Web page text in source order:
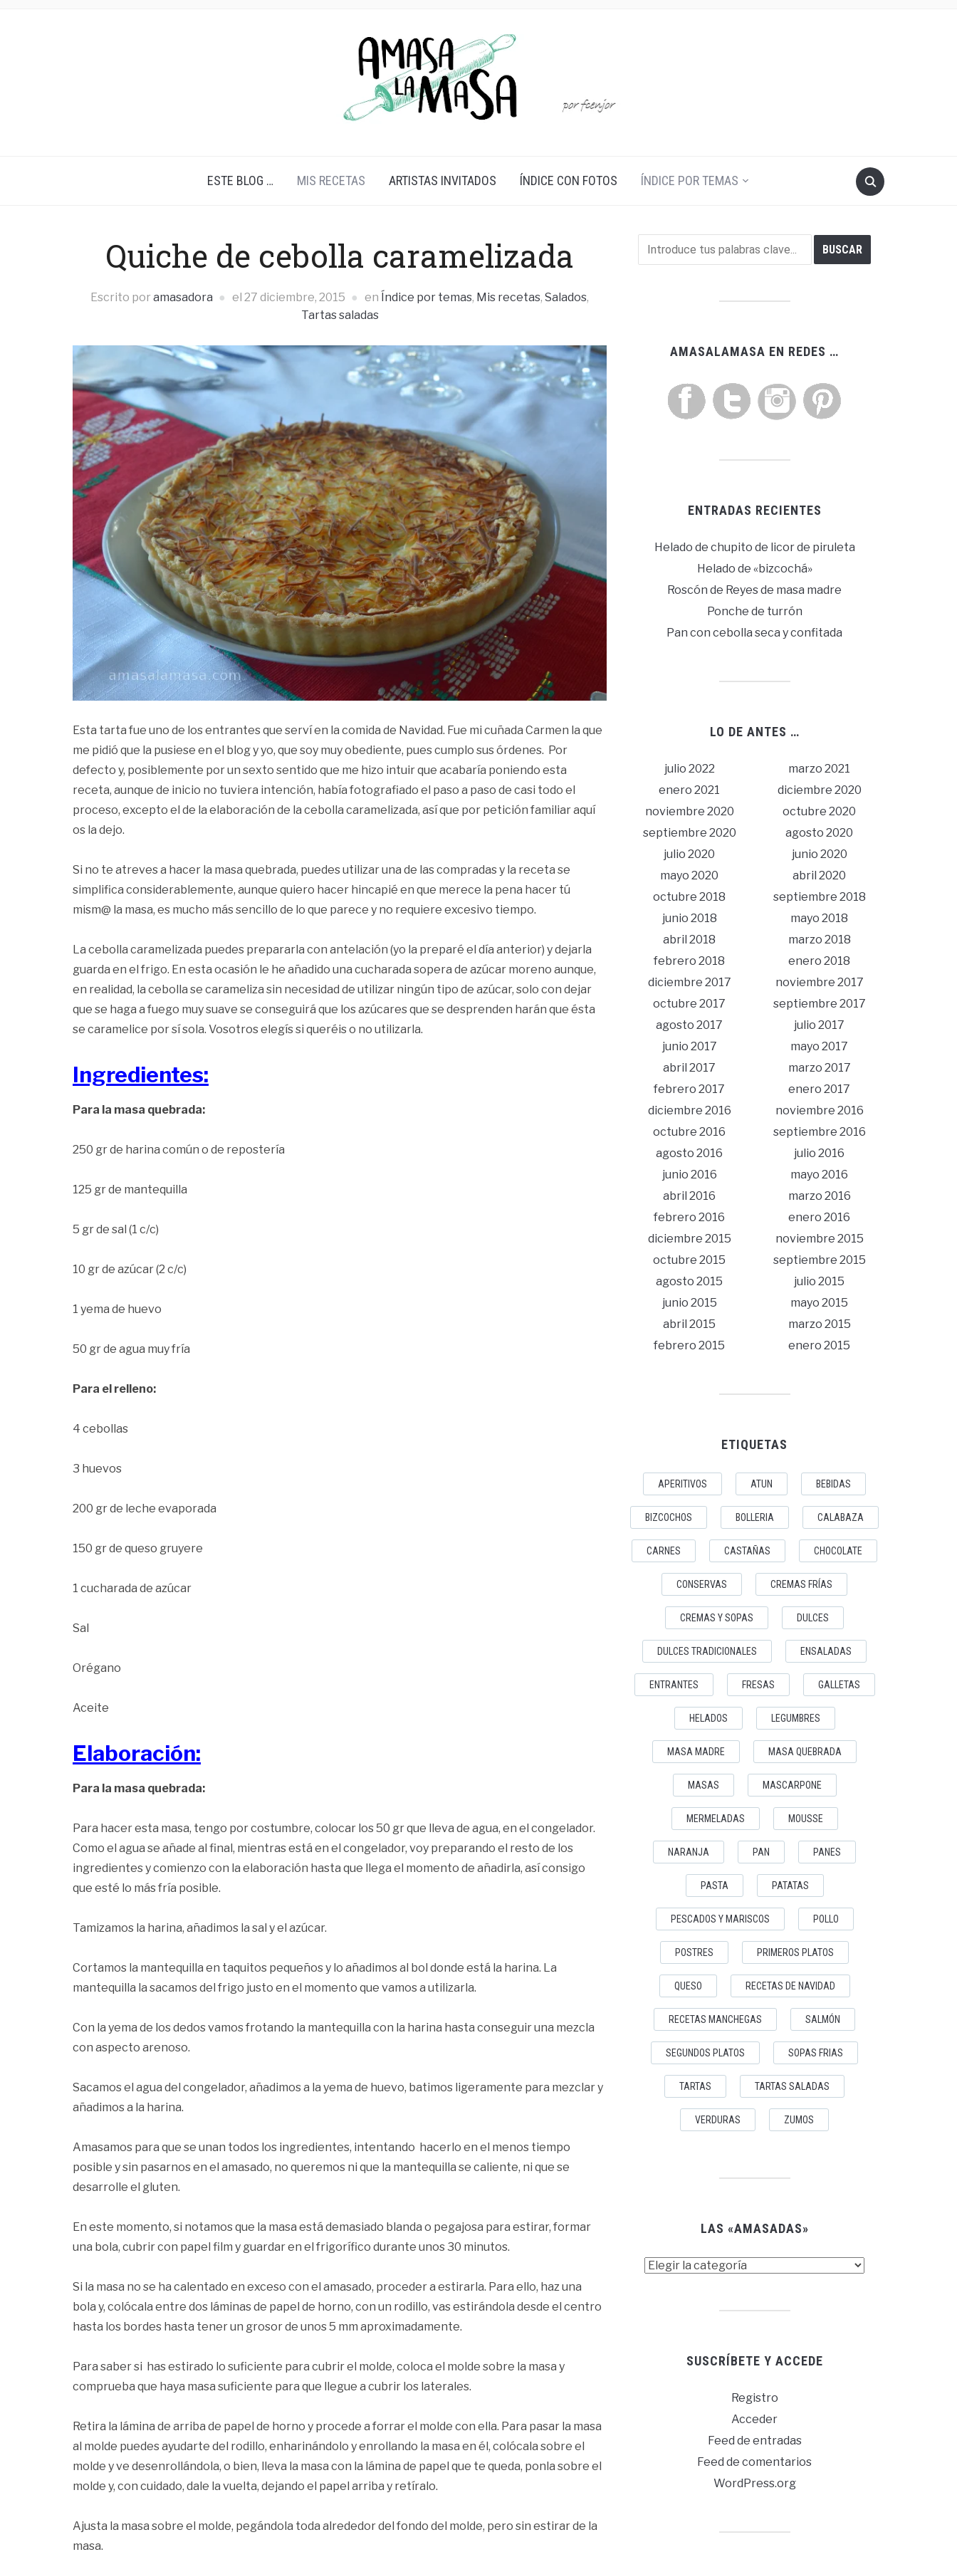
ESTE BLOG … MIS RECETAS ARTISTAS INVITADOS ÍNDICE CON FOTOS ÍNDICE POR TEMAS
Quiche de cebolla caramelizada
Escrito por amasadora el 27 diciembre, 2015 en Índice por temas, Mis recetas, Salados,
Tartas saladas
Esta tarta fue uno de los entrantes que serví en la comida de Navidad. Fue mi cuñada Carmen la que
me pidió que la pusiese en el blog y yo, que soy muy obediente, pues cumplo sus órdenes. Por
defecto y, posiblemente por un sexto sentido que me hizo intuir que acabaría poniendo esta
receta, aunque de inicio no tuviera intención, había fotografiado el paso a paso de casi todo el
proceso, excepto el de la elaboración de la cebolla caramelizada, así que por petición familiar aquí
os la dejo.
Si no te atreves a hacer la masa quebrada, puedes utilizar una de las compradas y la receta se
simplifica considerablemente, aunque quiero hacer hincapié en que merece la pena hacer tú
mism@ la masa, es mucho más sencillo de lo que parece y no requiere excesivo tiempo.
La cebolla caramelizada puedes prepararla con antelación (yo la preparé el día anterior) y dejarla
guarda en el frigo. En esta ocasión le he añadido una cucharada sopera de azúcar moreno aunque,
en realidad, la cebolla se carameliza sin necesidad de utilizar ningún tipo de azúcar, solo con dejar
que se haga a fuego muy suave se conseguirá que los azúcares que se desprenden harán que ésta
se caramelice por sí sola. Vosotros elegís si queréis o no utilizarla.
Ingredientes:
Para la masa quebrada:
250 gr de harina común o de repostería
125 gr de mantequilla
5 gr de sal (1 c/c)
10 gr de azúcar (2 c/c)
1 yema de huevo
50 gr de agua muy fría
Para el relleno:
4 cebollas
3 huevos
200 gr de leche evaporada
150 gr de queso gruyere
1 cucharada de azúcar
Sal
Orégano
Aceite
Elaboración:
Para la masa quebrada:
Para hacer esta masa, tengo por costumbre, colocar los 50 gr que lleva de agua, en el congelador.
Como el agua se añade al final, mientras está en el congelador, voy preparando el resto de los
ingredientes y comienzo con la elaboración hasta que llega el momento de añadirla, así consigo
que esté lo más fría posible.
Tamizamos la harina, añadimos la sal y el azúcar.
Cortamos la mantequilla en taquitos pequeños y lo añadimos al bol donde está la harina. La
mantequilla la sacamos del frigo justo en el momento que vamos a utilizarla.
Con la yema de los dedos vamos frotando la mantequilla con la harina hasta conseguir una mezcla
con aspecto arenoso.
Sacamos el agua del congelador, añadimos a la yema de huevo, batimos ligeramente para mezclar y
añadimos a la harina.
Amasamos para que se unan todos los ingredientes, intentando hacerlo en el menos tiempo
posible y sin pasarnos en el amasado, no queremos ni que la mantequilla se caliente, ni que se
desarrolle el gluten.
En este momento, si notamos que la masa está demasiado blanda o pegajosa para estirar, formar
una bola, cubrir con papel film y guardar en el frigorífico durante unos 30 minutos.
Si la masa no se ha calentado en exceso con el amasado, proceder a estirarla. Para ello, haz una
bola y, colócala entre dos láminas de papel de horno, con un rodillo, vas estirándola desde el centro
hasta los bordes hasta tener un grosor de unos 5 mm aproximadamente.
Para saber si has estirado lo suficiente para cubrir el molde, coloca el molde sobre la masa y
comprueba que haya masa suficiente para que llegue a cubrir los laterales.
Retira la lámina de arriba de papel de horno y procede a forrar el molde con ella. Para pasar la masa
al molde puedes ayudarte del rodillo, enharinándolo y enrollando la masa en él, colócala sobre el
molde y ve desenrollándola, o bien, lleva la masa con la lámina de papel que te queda, ponla sobre el
molde y, con cuidado, dale la vuelta, dejando el papel arriba y retíralo.
Ajusta la masa sobre el molde, pegándola toda alrededor del fondo del molde, pero sin estirar de la
masa.
AMASALAMASA EN REDES …
ENTRADAS RECIENTES
Helado de chupito de licor de piruleta
Helado de «bizcochá»
Roscón de Reyes de masa madre
Ponche de turrón
Pan con cebolla seca y confitada
LO DE ANTES …
julio 2022
marzo 2021
enero 2021
diciembre 2020
noviembre 2020
octubre 2020
septiembre 2020
agosto 2020
julio 2020
junio 2020
mayo 2020
abril 2020
octubre 2018
septiembre 2018
junio 2018
mayo 2018
abril 2018
marzo 2018
febrero 2018
enero 2018
diciembre 2017
noviembre 2017
octubre 2017
septiembre 2017
agosto 2017
julio 2017
junio 2017
mayo 2017
abril 2017
marzo 2017
febrero 2017
enero 2017
diciembre 2016
noviembre 2016
octubre 2016
septiembre 2016
agosto 2016
julio 2016
junio 2016
mayo 2016
abril 2016
marzo 2016
febrero 2016
enero 2016
diciembre 2015
noviembre 2015
octubre 2015
septiembre 2015
agosto 2015
julio 2015
junio 2015
mayo 2015
abril 2015
marzo 2015
febrero 2015
enero 2015
ETIQUETAS
APERITIVOS ATUN BEBIDAS
BIZCOCHOS BOLLERIA CALABAZA
CARNES CASTAÑAS CHOCOLATE
CONSERVAS CREMAS FRÍAS
CREMAS Y SOPAS DULCES
DULCES TRADICIONALES ENSALADAS
ENTRANTES FRESAS GALLETAS
HELADOS LEGUMBRES
MASA MADRE MASA QUEBRADA
MASAS MASCARPONE
MERMELADAS MOUSSE
NARANJA PAN PANES
PASTA PATATAS
PESCADOS Y MARISCOS POLLO
POSTRES PRIMEROS PLATOS
QUESO RECETAS DE NAVIDAD
RECETAS MANCHEGAS SALMÓN
SEGUNDOS PLATOS SOPAS FRIAS
TARTAS TARTAS SALADAS
VERDURAS ZUMOS
LAS «AMASADAS»
SUSCRÍBETE Y ACCEDE
Registro
Acceder
Feed de entradas
Feed de comentarios
WordPress.org